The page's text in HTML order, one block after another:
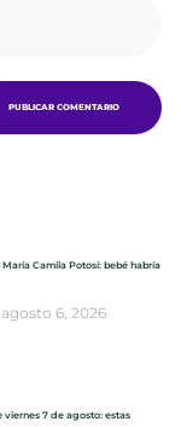
Camila Potosí: bebé habría
agosto 6, 2026
7 de agosto: estas